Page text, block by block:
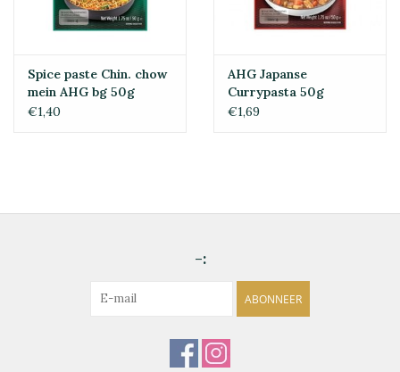
Spice paste Chin. chow
mein AHG bg 50g
€1,40
AHG Japanse
Currypasta 50g
€1,69
-:
ABONNEER